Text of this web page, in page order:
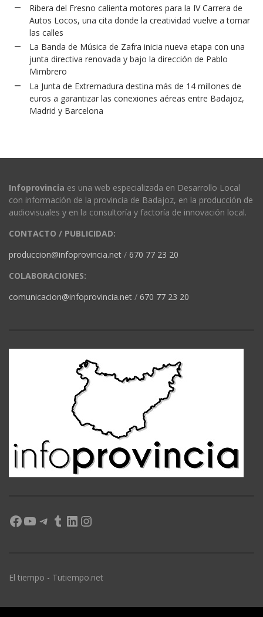
Ribera del Fresno calienta motores para la IV Carrera de
Autos Locos, una cita donde la creatividad vuelve a tomar
las calles
La Banda de Música de Zafra inicia nueva etapa con una
junta directiva renovada y bajo la dirección de Pablo
Mimbrero
La Junta de Extremadura destina más de 14 millones de
euros a garantizar las conexiones aéreas entre Badajoz,
Madrid y Barcelona
Infoprovincia es una web especializada en Desarrollo Local
con información de la provincia de Badajoz, en la producción de
audiovisuales y en la consultoría y factoría de innovación local.
CONTACTO / PUBLICIDAD:
produccion@infoprovincia.net / 670 77 23 20
COLABORACIONES:
comunicacion@infoprovincia.net / 670 77 23 20
Facebook
YouTube
Telegram
Tumblr
LinkedIn
Instagram
El tiempo - Tutiempo.net